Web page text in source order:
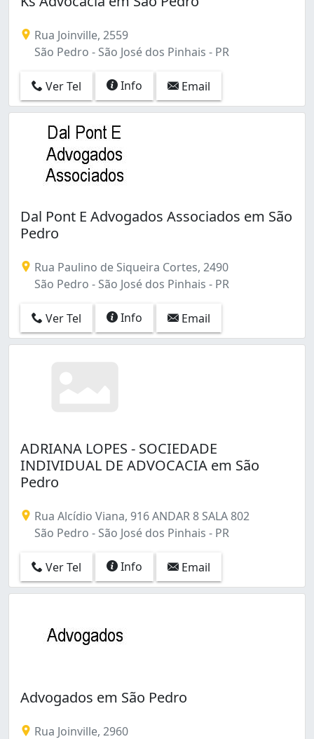
Centro (96)
Contenda (1)
Costeira (2)
Guatupê (3)
Iná (4)
Ipê (1)
Ouro Fino (1)
Parque da Fonte (8)
Pedro Moro (2)
Santo Antônio (2)
Silveira da Motta (4)
São Cristóvão (2)
São Domingos (2)
São Pedro (30)
Três Marias (11)
Águas Belas (1)
Rua Joinville, 2559
São Pedro - São José dos Pinhais - PR
Ver Tel Info Email
Dal Pont E Advogados Associados em São
Pedro
Rua Paulino de Siqueira Cortes, 2490
São Pedro - São José dos Pinhais - PR
Ver Tel Info Email
ADRIANA LOPES - SOCIEDADE
INDIVIDUAL DE ADVOCACIA em São
Pedro
Rua Alcídio Viana, 916 ANDAR 8 SALA 802
São Pedro - São José dos Pinhais - PR
Ver Tel Info Email
Advogados em São Pedro
Rua Joinville, 2960